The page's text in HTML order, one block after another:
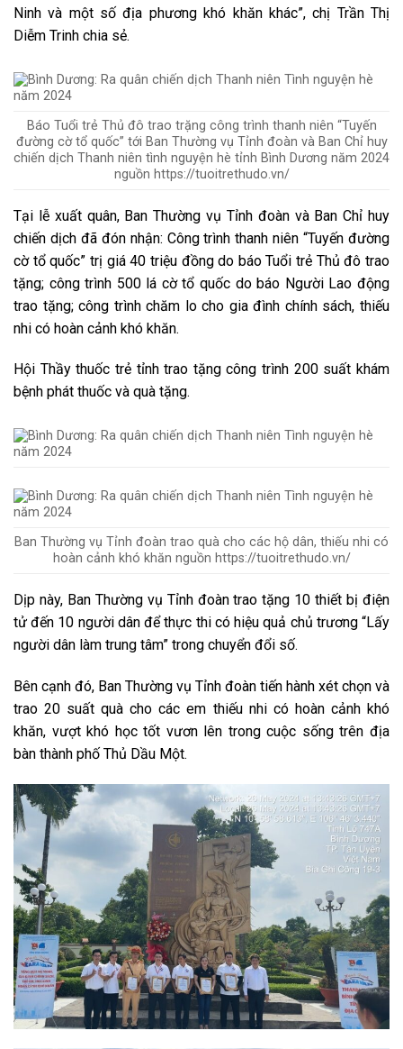
Ninh và một số địa phương khó khăn khác”, chị Trần Thị
Diễm Trinh chia sẻ.
Báo Tuổi trẻ Thủ đô trao trặng công trình thanh niên “Tuyến
đường cờ tổ quốc” tới Ban Thường vụ Tỉnh đoàn và Ban Chỉ huy
chiến dịch Thanh niên tình nguyện hè tỉnh Bình Dương năm 2024
nguồn https://tuoitrethudo.vn/
Tại lễ xuất quân, Ban Thường vụ Tỉnh đoàn và Ban Chỉ huy
chiến dịch đã đón nhận: Công trình thanh niên “Tuyến đường
cờ tổ quốc” trị giá 40 triệu đồng do báo Tuổi trẻ Thủ đô trao
tặng; công trình 500 lá cờ tổ quốc do báo Người Lao động
trao tặng; công trình chăm lo cho gia đình chính sách, thiếu
nhi có hoàn cảnh khó khăn.
Hội Thầy thuốc trẻ tỉnh trao tặng công trình 200 suất khám
bệnh phát thuốc và quà tặng.
Ban Thường vụ Tỉnh đoàn trao quà cho các hộ dân, thiếu nhi có
hoàn cảnh khó khăn nguồn https://tuoitrethudo.vn/
Dịp này, Ban Thường vụ Tỉnh đoàn trao tặng 10 thiết bị điện
tử đến 10 người dân để thực thi có hiệu quả chủ trương “Lấy
người dân làm trung tâm” trong chuyển đổi số.
Bên cạnh đó, Ban Thường vụ Tỉnh đoàn tiến hành xét chọn và
trao 20 suất quà cho các em thiếu nhi có hoàn cảnh khó
khăn, vượt khó học tốt vươn lên trong cuộc sống trên địa
bàn thành phố Thủ Dầu Một.